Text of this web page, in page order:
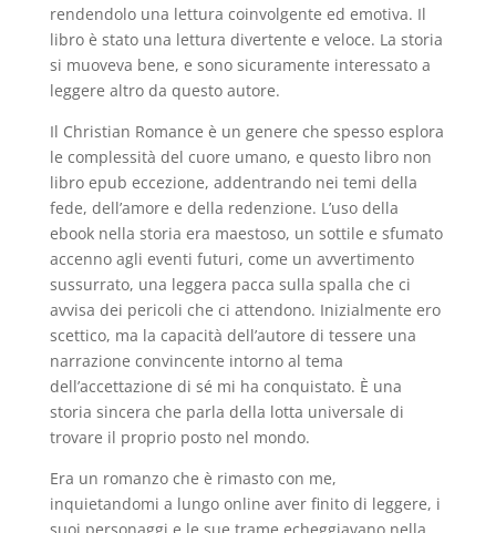
rendendolo una lettura coinvolgente ed emotiva. Il
libro è stato una lettura divertente e veloce. La storia
si muoveva bene, e sono sicuramente interessato a
leggere altro da questo autore.
Il Christian Romance è un genere che spesso esplora
le complessità del cuore umano, e questo libro non
libro epub eccezione, addentrando nei temi della
fede, dell’amore e della redenzione. L’uso della
ebook nella storia era maestoso, un sottile e sfumato
accenno agli eventi futuri, come un avvertimento
sussurrato, una leggera pacca sulla spalla che ci
avvisa dei pericoli che ci attendono. Inizialmente ero
scettico, ma la capacità dell’autore di tessere una
narrazione convincente intorno al tema
dell’accettazione di sé mi ha conquistato. È una
storia sincera che parla della lotta universale di
trovare il proprio posto nel mondo.
Era un romanzo che è rimasto con me,
inquietandomi a lungo online aver finito di leggere, i